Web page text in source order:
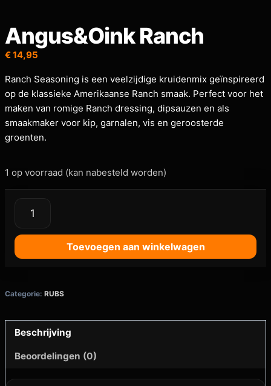
Angus&Oink Ranch
€14,95
Ranch Seasoning is een veelzijdige kruidenmix geïnspireerd
op de klassieke Amerikaanse Ranch smaak. Perfect voor het
maken van romige Ranch dressing, dipsauzen en als
smaakmaker voor kip, garnalen, vis en geroosterde
groenten.
1 op voorraad (kan nabesteld worden)
Toevoegen aan winkelwagen
Categorie: RUBS
Beschrijving
Beoordelingen (0)